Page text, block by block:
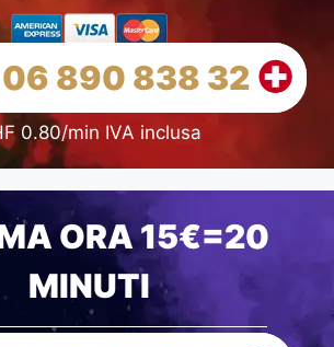
890 838 32
0.80/min IVA inclusa
ORA 15€=20
MINUTI